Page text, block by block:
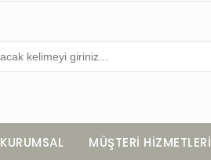
KURUMSAL MÜŞTERİ HİZMETLERİ